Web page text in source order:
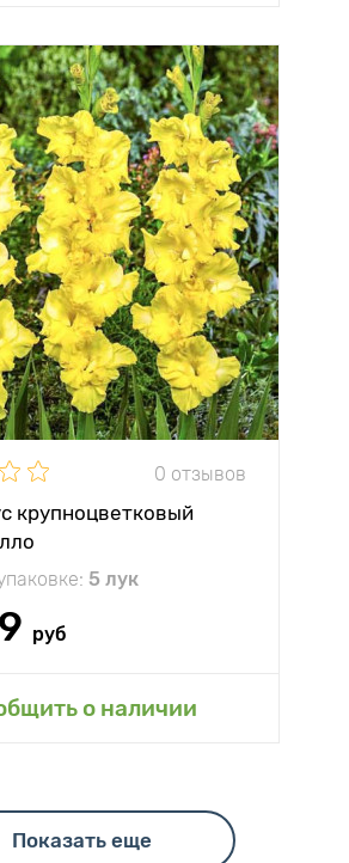
0 отзывов
крупноцветковый
5 лук
руб
о наличии
Показать еще